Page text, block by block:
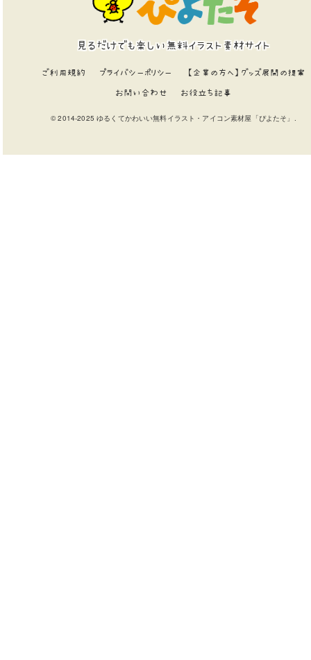
見るだけでも楽しい無料イラスト素材サイト
ご利用規約 プライバシーポリシー 【企業の方へ】グッズ展開の提案
お問い合わせ お役立ち記事
© 2014-2025 ゆるくてかわいい無料イラスト・アイコン素材屋「ぴよたそ」.